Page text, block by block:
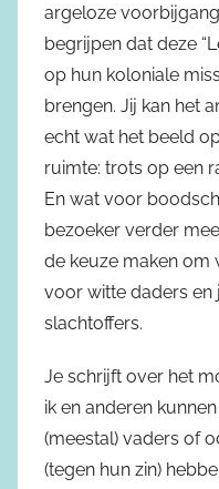
argeloze
begrijpen dat deze
op hun koloniale
brengen. Jij kan het
echt wat het beeld
ruimte: trots op een
En wat voor
bezoeker verder
de keuze maken om
voor witte daders en
slachtoffers.
Je schrijft over het
ik en anderen
(meestal) vaders of
(tegen hun zin)